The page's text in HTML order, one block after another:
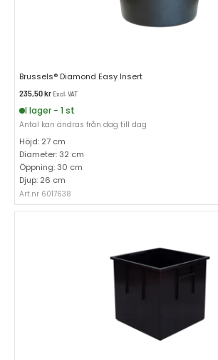
Brussels® Diamond Easy Insert
235,50krExcl. VAT
I lager - 1 st
Antal kan ändras från dag till dag
Höjd: 27 cm
Diameter: 32 cm
Öppning: 30 cm
Djup: 26 cm
Art.nr 6017638